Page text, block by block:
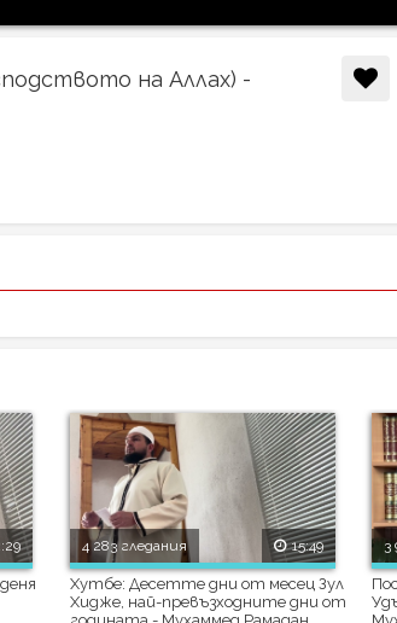
на Аллах) -
4 283 гледания 15:49
Хутбе: Десетте дни от месец Зул
Хидже, най-превъзходните дни от
3